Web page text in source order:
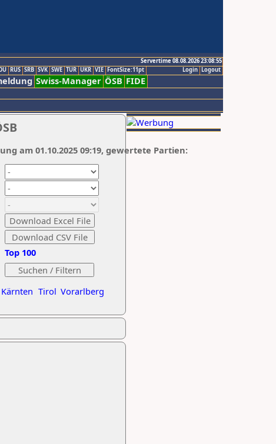
Servertime 08.08.2026 23:08:55
Logout
Login
RUS SRB SVK SWE TUR UKR VIE FontSize:11pt
Swiss-Manager ÖSB FIDE
Kärnten Tirol Vorarlberg
Top 100
am 01.10.2025 09:19, gewertete Partien: